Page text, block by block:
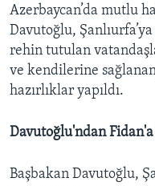
Azerbaycan’da mutlu
Davutoğlu,
rehin tutulan
ve kendilerine
hazırlıklar yapıldı.
Davutoğlu'ndan
Başbakan Davutoğlu,